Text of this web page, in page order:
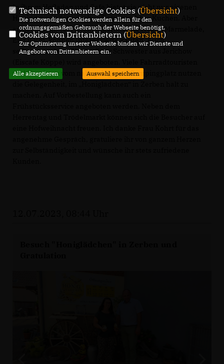
In ihrem Hofladen und Cafe bietet sie nicht nur eigenen
Honig an, sondern auch selbstgemachten Kuchen. Aber
auch Nudeln, Tee, Kosmetikprodukte, Wurst, Marmelade,
Eier u.v.m. können Interessierte kaufen. Auch
selbstgemachtes Eis von ihrer Schwester aus Jerichow
und Touristen vom nahegelegenen Campingplatz nutzen
Technisch notwendige Cookies (Übersicht)
Die notwendigen Cookies werden allein für den
ordnungsgemäßen Gebrauch der Webseite benötigt.
Cookies von Drittanbietern (Übersicht)
Zur Optimierung unserer Webseite binden wir Dienste und
Angebote von Drittanbietern ein.
Alle akzeptieren Auswahl speichern